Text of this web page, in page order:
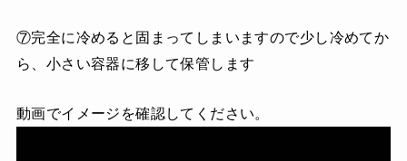
⑦完全に冷めると固まってしまいますので少し冷めてか
ら、小さい容器に移して保管します
動画でイメージを確認してください。